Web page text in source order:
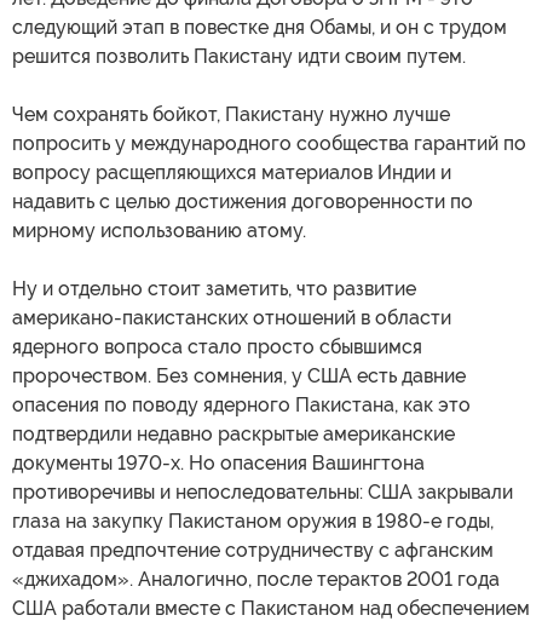
следующий этап в повестке дня Обамы, и он с трудом
решится позволить Пакистану идти своим путем.
Чем сохранять бойкот, Пакистану нужно лучше
попросить у международного сообщества гарантий по
вопросу расщепляющихся материалов Индии и
надавить с целью достижения договоренности по
мирному использованию атому.
Ну и отдельно стоит заметить, что развитие
американо-пакистанских отношений в области
ядерного вопроса стало просто сбывшимся
пророчеством. Без сомнения, у США есть давние
опасения по поводу ядерного Пакистана, как это
подтвердили недавно раскрытые американские
документы 1970-х. Но опасения Вашингтона
противоречивы и непоследовательны: США закрывали
глаза на закупку Пакистаном оружия в 1980-е годы,
отдавая предпочтение сотрудничеству с афганским
«джихадом». Аналогично, после терактов 2001 года
США работали вместе с Пакистаном над обеспечением